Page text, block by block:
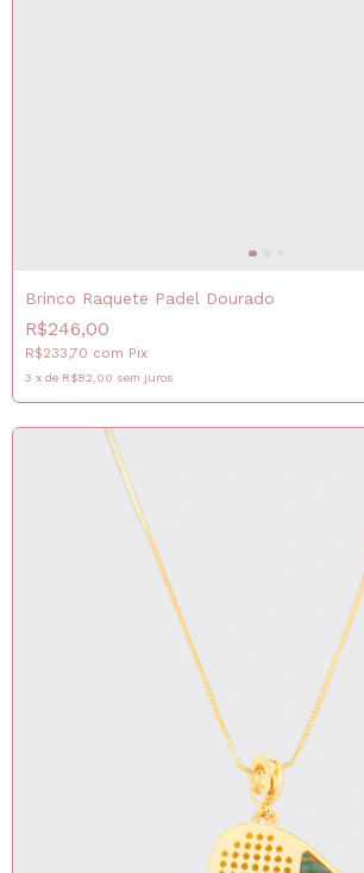
Brinco Raquete Padel Dourado
R$246,00
R$233,70 com Pix
3 x de R$82,00 sem juros